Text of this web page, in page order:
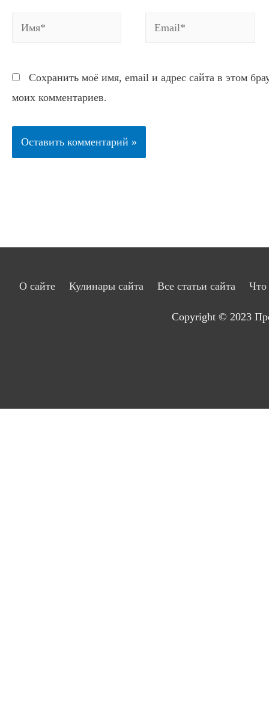
Имя* Email*
Сохранить моё имя, email и адрес сайта в этом
моих комментариев.
О сайте Кулинары сайта Все статьи сайта Что
Copyright © 2023